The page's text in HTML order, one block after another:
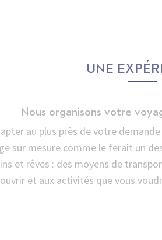
UNE
Nous organisons votre
au plus près de votre
sur mesure comme le ferait un
et rêves : des moyens de
et aux activités que vous